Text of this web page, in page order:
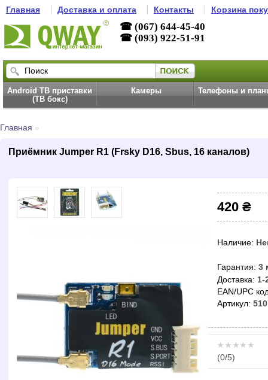
Главная Доставка и оплата Контакты Корзина
☎ (067) 644-45-40
☎ (093) 922-51-91
Android ТВ приставки
(ТВ бокс)
Камеры Телефоны и
Главная »
Приёмник Jumper R1 (Frsky D16, Sbus, 16 каналов)
420 ₴
Наличие:
Гарантия: 3
Доставка: 1-
EAN/UPC
Артикул:
(0/5)